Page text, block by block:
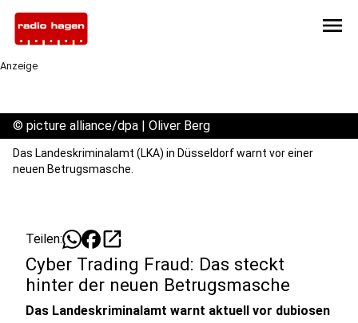
menu
Anzeige
© picture alliance/dpa | Oliver Berg
Das Landeskriminalamt (LKA) in Düsseldorf warnt vor einer
neuen Betrugsmasche.
Teilen: open_in_new
Cyber Trading Fraud: Das steckt
hinter der neuen Betrugsmasche
Das Landeskriminalamt warnt aktuell vor dubiosen